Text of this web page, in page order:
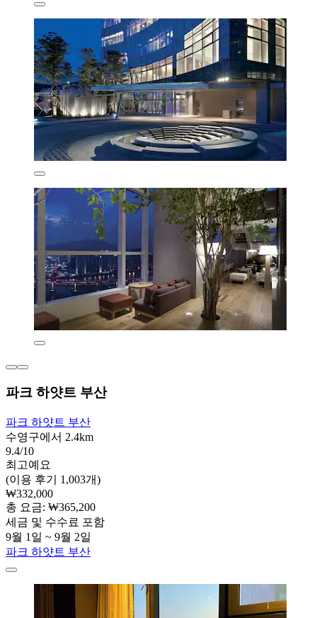
파크 하얏트 부산
파크 하얏트 부산
수영구에서 2.4km
9.4/10
최고예요
(이용 후기 1,003개)
₩332,000
총 요금: ₩365,200
세금 및 수수료 포함
9월 1일 ~ 9월 2일
파크 하얏트 부산